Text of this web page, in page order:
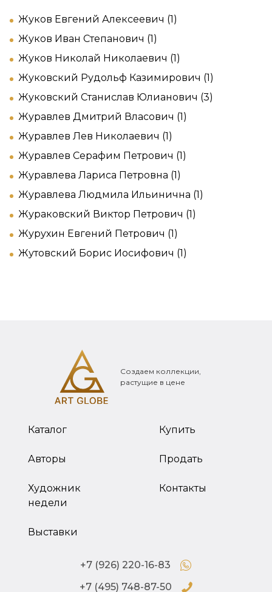
Жуков Евгений Алексеевич (1)
Жуков Иван Степанович (1)
Жуков Николай Николаевич (1)
Жуковский Рудольф Казимирович (1)
Жуковский Станислав Юлианович (3)
Журавлев Дмитрий Власович (1)
Журавлев Лев Николаевич (1)
Журавлев Серафим Петрович (1)
Журавлева Лариса Петровна (1)
Журавлева Людмила Ильинична (1)
Жураковский Виктор Петрович (1)
Журухин Евгений Петрович (1)
Жутовский Борис Иосифович (1)
Создаем коллекции,
растущие в цене
Каталог
Авторы
Художник
недели
Выставки
Купить
Продать
Контакты
+7 (926) 220-16-83
+7 (495) 748-87-50